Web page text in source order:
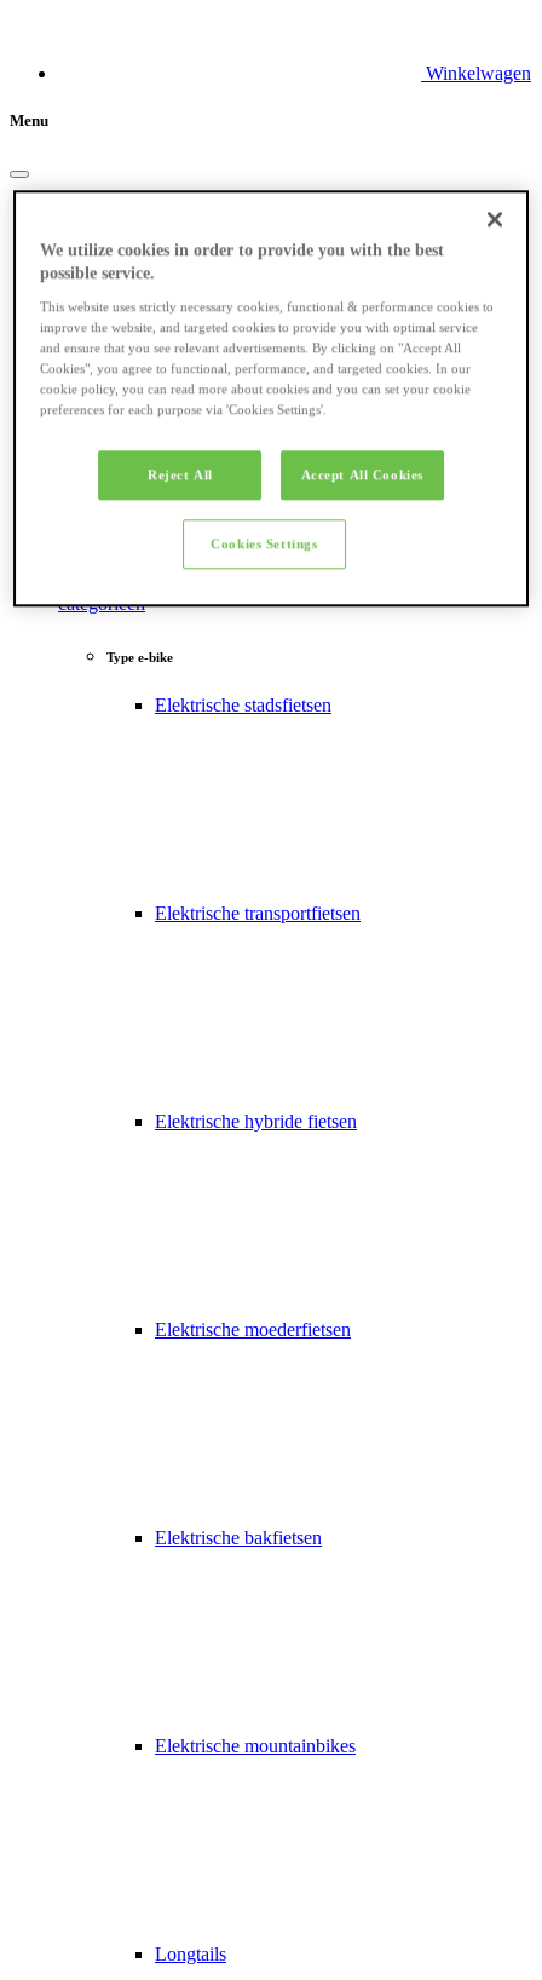
Winkelwagen
Menu
categorieën
Type e-bike
Elektrische stadsfietsen
Elektrische transportfietsen
Elektrische hybride fietsen
Elektrische moederfietsen
Elektrische bakfietsen
Elektrische mountainbikes
Longtails
We utilize cookies in order to provide you with the best
possible service.
This website uses strictly necessary cookies, functional & performance cookies to
improve the website, and targeted cookies to provide you with optimal service
and ensure that you see relevant advertisements. By clicking on "Accept All
Cookies", you agree to functional, performance, and targeted cookies. In our
cookie policy, you can read more about cookies and you can set your cookie
preferences for each purpose via 'Cookies Settings'.
Reject All Accept All Cookies
Cookies Settings